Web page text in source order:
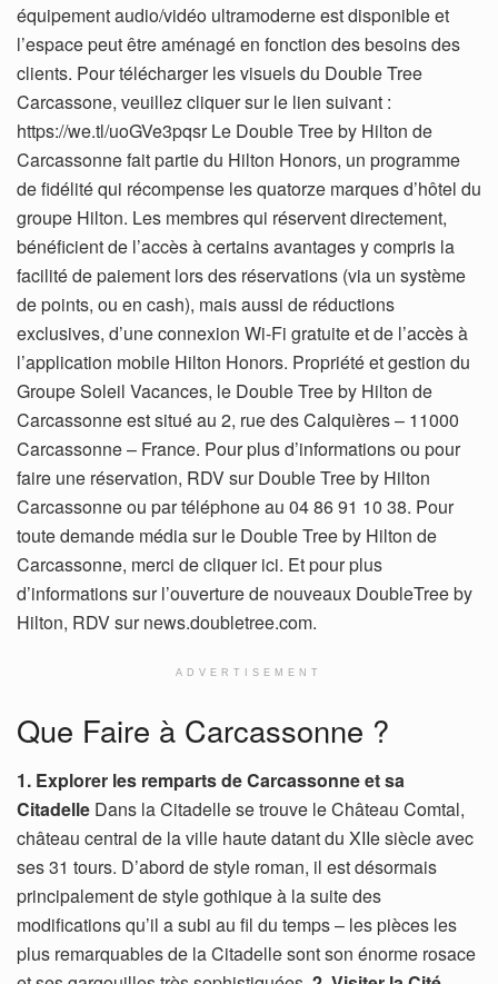
équipement audio/vidéo ultramoderne est disponible et
l’espace peut être aménagé en fonction des besoins des
clients. Pour télécharger les visuels du Double Tree
Carcassone, veuillez cliquer sur le lien suivant :
https://we.tl/uoGVe3pqsr Le Double Tree by Hilton de
Carcassonne fait partie du Hilton Honors, un programme
de fidélité qui récompense les quatorze marques d’hôtel du
groupe Hilton. Les membres qui réservent directement,
bénéficient de l’accès à certains avantages y compris la
facilité de paiement lors des réservations (via un système
de points, ou en cash), mais aussi de réductions
exclusives, d’une connexion Wi-Fi gratuite et de l’accès à
l’application mobile Hilton Honors. Propriété et gestion du
Groupe Soleil Vacances, le Double Tree by Hilton de
Carcassonne est situé au 2, rue des Calquières – 11000
Carcassonne – France. Pour plus d’informations ou pour
faire une réservation, RDV sur Double Tree by Hilton
Carcassonne ou par téléphone au 04 86 91 10 38. Pour
toute demande média sur le Double Tree by Hilton de
Carcassonne, merci de cliquer ici. Et pour plus
d’informations sur l’ouverture de nouveaux DoubleTree by
Hilton, RDV sur news.doubletree.com.
ADVERTISEMENT
Que Faire à Carcassonne ?
1. Explorer les remparts de Carcassonne et sa
Citadelle Dans la Citadelle se trouve le Château Comtal,
château central de la ville haute datant du XIIe siècle avec
ses 31 tours. D’abord de style roman, il est désormais
principalement de style gothique à la suite des
modifications qu’il a subi au fil du temps – les pièces les
plus remarquables de la Citadelle sont son énorme rosace